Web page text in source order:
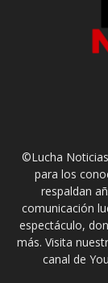
©Lucha
para los
respaldan
comunicación
espectáculo,
más. Visita
canal de